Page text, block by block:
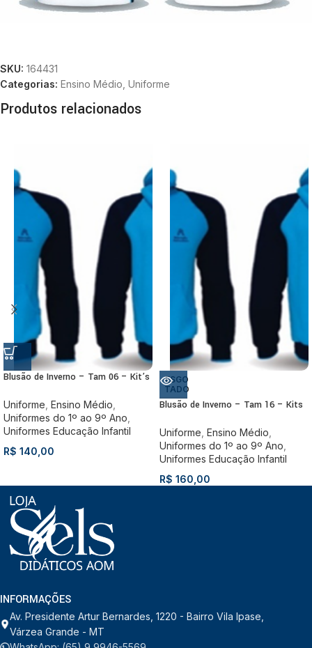
SKU: 164431
Categorias: Ensino Médio Uniforme
Produtos relacionados
Blusão de Inverno – Tam 06 – Kit’s
Uniforme Ensino Médio
Uniformes do 1º ao 9º Ano
Uniformes Educação Infantil
R$ 140,00
ESGO
TADO
Blusão de Inverno – Tam 16 – Kits
Uniforme Ensino Médio
Uniformes do 1º ao 9º Ano
Uniformes Educação Infantil
R$ 160,00
INFORMAÇÕES
Av. Presidente Artur Bernardes, 1220 - Bairro Vila Ipase,
Várzea Grande - MT